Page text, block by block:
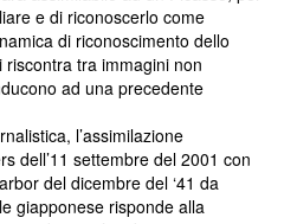
e di riconoscerlo come
di riconoscimento dello
tra immagini non
ad una precedente
l’assimilazione
dell’11 settembre del 2001 con
del dicembre del ‘41 da
giapponese risponde alla